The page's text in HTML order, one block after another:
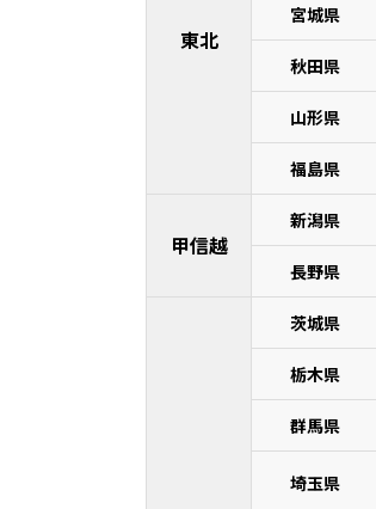
東北
宮城県
秋田県
山形県
福島県
甲信越
新潟県
長野県
茨城県
栃木県
群馬県
埼玉県